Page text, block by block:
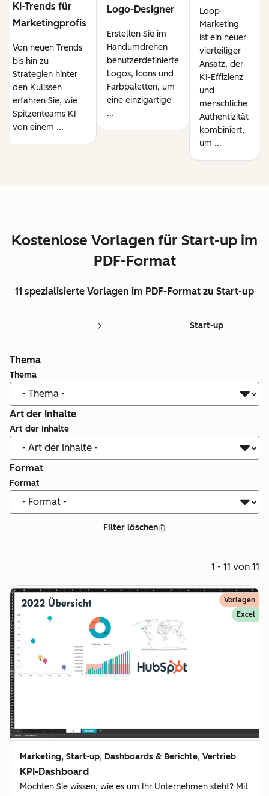
KI-Trends für
Marketingprofis
Von neuen Trends
bis hin zu
Strategien hinter
den Kulissen
erfahren Sie, wie
Spitzenteams KI
von einem ...
Logo-Designer
Erstellen Sie im
Handumdrehen
benutzerdefinierte
Logos, Icons und
Farbpaletten, um
eine einzigartige
...
Loop-
Marketing
ist ein neuer
vierteiliger
Ansatz, der
KI-Effizienz
und
menschliche
Authentizität
kombiniert,
um ...
Kostenlose Vorlagen für Start-up im
PDF-Format
11 spezialisierte Vorlagen im PDF-Format zu Start-up
Start-up
Thema
Thema
Art der Inhalte
Art der Inhalte
Format
Format
Filter löschen
1 - 11 von 11
Vorlagen
Excel
Marketing, Start-up, Dashboards & Berichte, Vertrieb
KPI-Dashboard
Möchten Sie wissen, wie es um Ihr Unternehmen steht? Mit